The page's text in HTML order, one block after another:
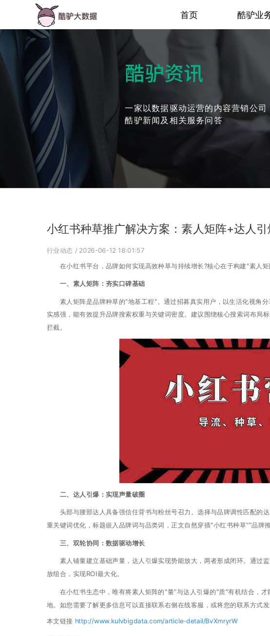
首页 酷驴业
酷驴资讯
一家以数据驱动运营的内容营销公司
酷驴新闻及相关服务问答
小红书种草推广解决方案：素人矩阵+达人
行业动态 / 2026-06-12 18:01:57
在小红书平台，品牌如何实现高效种草与持续增长?核心在于构建"素人矩
一、素人矩阵：夯实口碑基础
素人矩阵是品牌种草的"地基工程"。通过招募真实用户，以生活化视角分
实感强，能有效提升品牌搜索权重与关键词密度。建议围绕核心搜索词布局
拦截。
二、达人引爆：实现声量破圈
头部与腰部达人具备强信任背书与粉丝号召力。选择与品牌调性匹配的
重关键词优化，标题嵌入品牌词与品类词，正文自然穿插"小红书种草""品牌
三、双轮协同：数据驱动增长
素人铺量建立基础声量，达人引爆实现势能放大，两者形成闭环。通过
放组合，实现ROI最大化。
在小红书生态中，唯有将素人矩阵的"量"与达人引爆的"质"有机结合，才
地。如您需要了解更多信息可以直接联系右侧在线客服，或将您的联系方式
本文链接 http://www.kulvbigdata.com/article-detail/BvXmryrW